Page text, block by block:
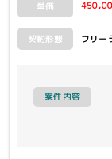
単価
契約形態 フリー
案件内容